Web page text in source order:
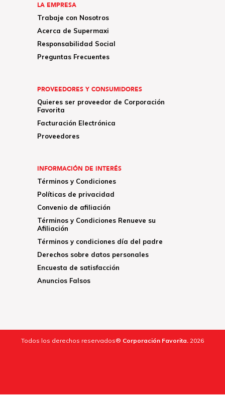
LA EMPRESA
Trabaje con Nosotros
Acerca de Supermaxi
Responsabilidad Social
Preguntas Frecuentes
PROVEEDORES Y CONSUMIDORES
Quieres ser proveedor de Corporación
Favorita
Facturación Electrónica
Proveedores
INFORMACIÓN DE INTERÉS
Términos y Condiciones
Políticas de privacidad
Convenio de afiliación
Términos y Condiciones Renueve su
Afiliación
Términos y condiciones día del padre
Derechos sobre datos personales
Encuesta de satisfacción
Anuncios Falsos
Todos los derechos reservados® Corporación Favorita. 2026